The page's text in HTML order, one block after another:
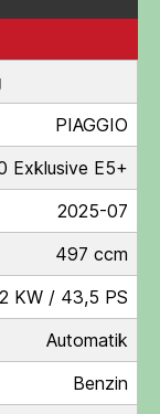
PIAGGIO
Exklusive E5+
2025-07
497 ccm
KW / 43,5 PS
Automatik
Benzin